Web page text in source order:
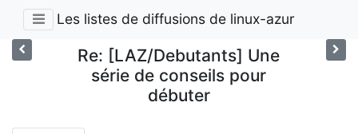
Les listes de diffusions de linux-azur
Re: [LAZ/Debutants] Une
série de conseils pour
débuter